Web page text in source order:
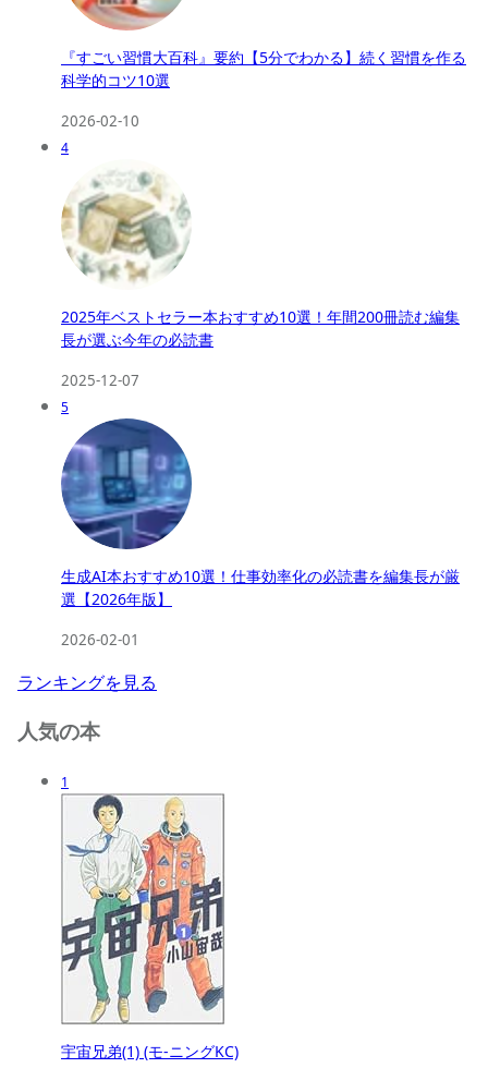
『すごい習慣大百科』要約【5分でわかる】続く習慣を作る
科学的コツ10選
2026-02-10
4
2025年ベストセラー本おすすめ10選！年間200冊読む編集
長が選ぶ今年の必読書
2025-12-07
5
生成AI本おすすめ10選！仕事効率化の必読書を編集長が厳
選【2026年版】
2026-02-01
ランキングを見る
人気の本
1
宇宙兄弟(1) (モ-ニングKC)